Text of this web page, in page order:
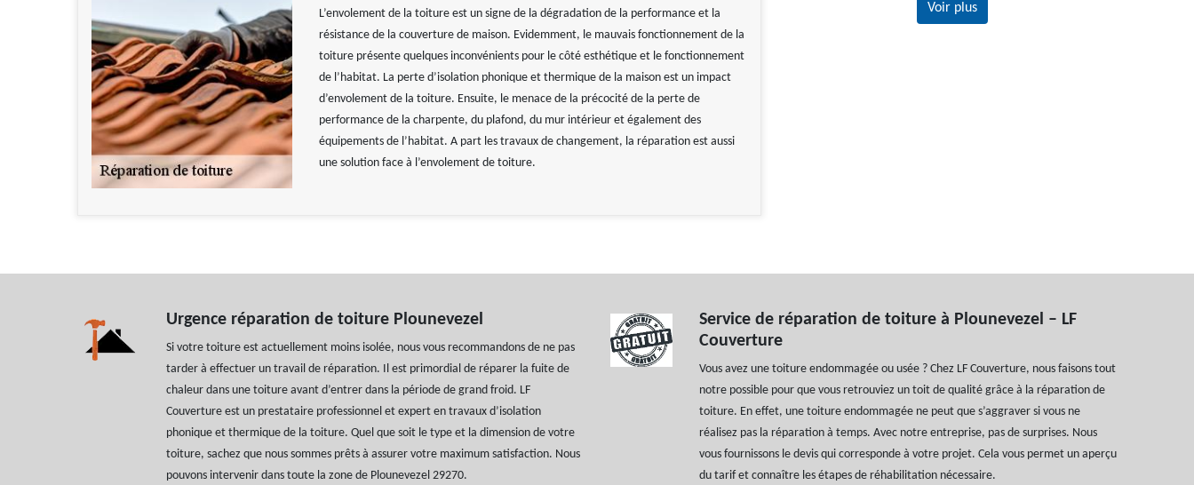
L’envolement de la toiture est un signe de la dégradation de la performance et la
résistance de la couverture de maison. Evidemment, le mauvais fonctionnement de la
toiture présente quelques inconvénients pour le côté esthétique et le fonctionnement
de l’habitat. La perte d’isolation phonique et thermique de la maison est un impact
d’envolement de la toiture. Ensuite, le menace de la précocité de la perte de
performance de la charpente, du plafond, du mur intérieur et également des
équipements de l’habitat. A part les travaux de changement, la réparation est aussi
une solution face à l’envolement de toiture.
Voir plus
Urgence réparation de toiture Plounevezel
Si votre toiture est actuellement moins isolée, nous vous recommandons de ne pas
tarder à effectuer un travail de réparation. Il est primordial de réparer la fuite de
chaleur dans une toiture avant d’entrer dans la période de grand froid. LF
Couverture est un prestataire professionnel et expert en travaux d’isolation
phonique et thermique de la toiture. Quel que soit le type et la dimension de votre
toiture, sachez que nous sommes prêts à assurer votre maximum satisfaction. Nous
pouvons intervenir dans toute la zone de Plounevezel 29270.
Service de réparation de toiture à Plounevezel – LF
Couverture
Vous avez une toiture endommagée ou usée ? Chez LF Couverture, nous faisons tout
notre possible pour que vous retrouviez un toit de qualité grâce à la réparation de
toiture. En effet, une toiture endommagée ne peut que s’aggraver si vous ne
réalisez pas la réparation à temps. Avec notre entreprise, pas de surprises. Nous
vous fournissons le devis qui corresponde à votre projet. Cela vous permet un aperçu
du tarif et connaître les étapes de réhabilitation nécessaire.